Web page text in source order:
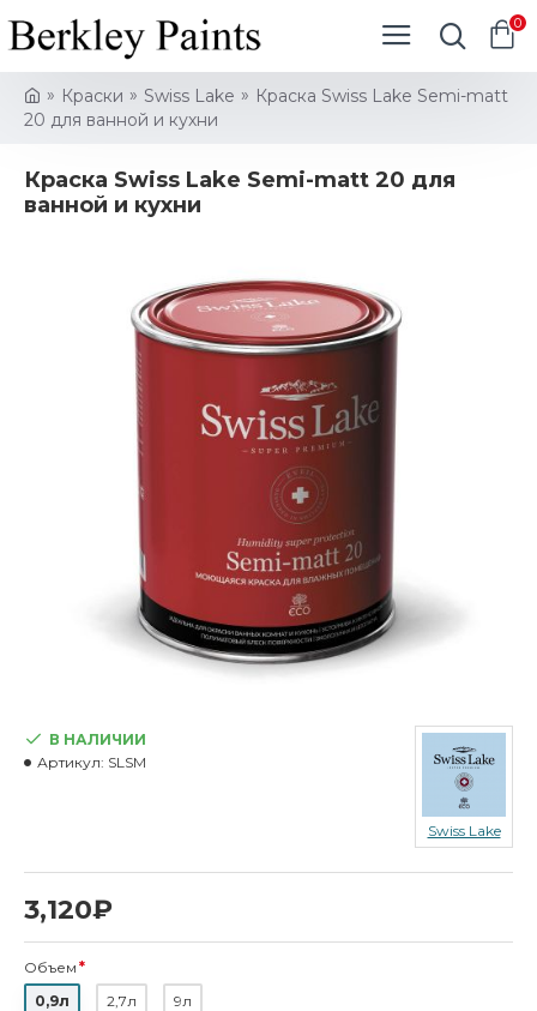
0
Краски Swiss Lake
Краска Swiss Lake Semi-matt
20 для ванной и кухни
Краска Swiss Lake Semi-matt 20 для
ванной и кухни
3,120₽
В НАЛИЧИИ
Артикул: SLSM
Swiss Lake
Объем
0,9л
2,7л 9л